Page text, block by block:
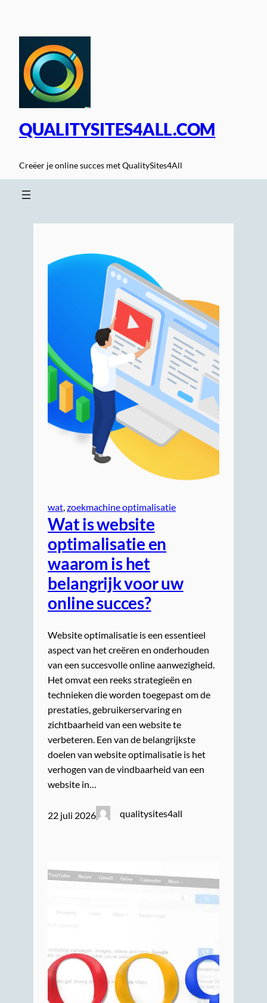
inhoud
QUALITYSITES4ALL.COM
Creëer je online succes met QualitySites4All
wat, zoekmachine optimalisatie
Wat is website
optimalisatie en
waarom is het
belangrijk voor uw
online succes?
Website optimalisatie is een essentieel
aspect van het creëren en onderhouden
van een succesvolle online aanwezigheid.
Het omvat een reeks strategieën en
technieken die worden toegepast om de
prestaties, gebruikerservaring en
zichtbaarheid van een website te
verbeteren. Een van de belangrijkste
doelen van website optimalisatie is het
verhogen van de vindbaarheid van een
website in…
22 juli 2026 qualitysites4all